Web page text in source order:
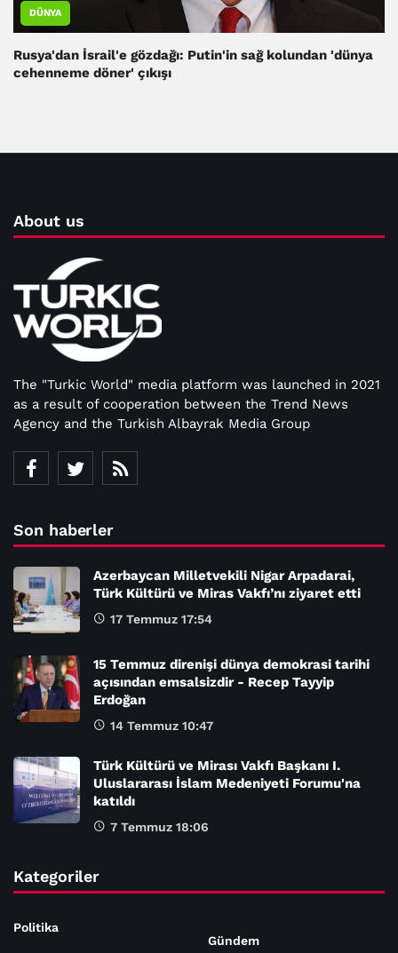
DÜNYA
Rusya'dan İsrail'e gözdağı: Putin'in sağ kolundan 'dünya
cehenneme döner' çıkışı
About us
The "Turkic World" media platform was launched in 2021
as a result of cooperation between the Trend News
Agency and the Turkish Albayrak Media Group
Son haberler
Azerbaycan Milletvekili Nigar Arpadarai,
Türk Kültürü ve Miras Vakfı’nı ziyaret etti
17 Temmuz 17:54
15 Temmuz direnişi dünya demokrasi tarihi
açısından emsalsizdir - Recep Tayyip
Erdoğan
14 Temmuz 10:47
Türk Kültürü ve Mirası Vakfı Başkanı I.
Uluslararası İslam Medeniyeti Forumu'na
katıldı
7 Temmuz 18:06
Kategoriler
Politika
Gündem